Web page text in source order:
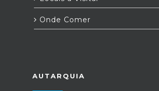
Onde Comer
AUTARQUIA